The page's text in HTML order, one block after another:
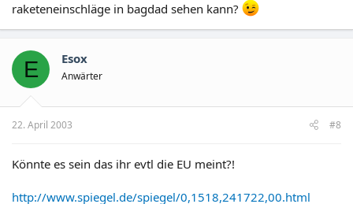
raketeneinschläge in bagdad sehen kann?
E Esox
Anwärter
22. April 2003 #8
Könnte es sein das ihr evtl die EU meint?!
http://www.spiegel.de/spiegel/0,1518,241722,00.html